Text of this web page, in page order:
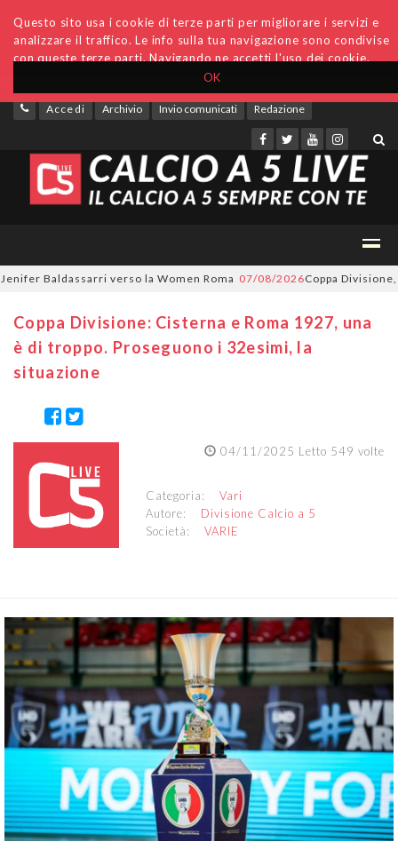
OK
Questo sito usa i cookie di terze parti per migliorare i servizi e
analizzare il traffico. Le info sulla tua navigazione sono condivise
con queste terze parti. Navigando ne accetti l'uso dei cookie.
Accedi Archivio Invio comunicati Redazione
Baldassarri verso la Women Roma 07/08/2026Coppa Divisione, si
Coppa Divisione: Cisterna e Roma 1927, una
è di troppo. Proseguono i 32esimi, la
situazione
04/11/2025 Letto 549 volte
Categoria:Vari
Autore: Divisione Calcio a 5
Società:VARIE